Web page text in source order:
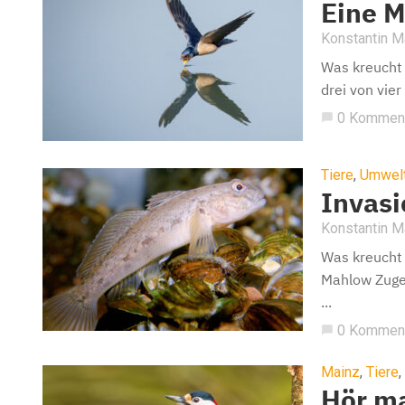
Eine
Konstantin
Was
drei von
chat_bubble 0
Tiere,
Konstantin
Was
Mahlow
...
chat_bubble 0
Mainz, Tiere,